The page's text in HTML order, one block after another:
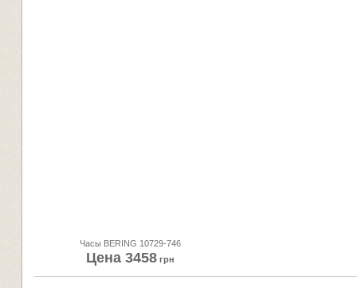
Часы BERING 10729-746
Цена 3458 грн